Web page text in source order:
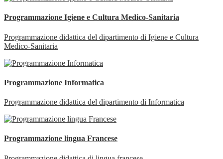
Programmazione Igiene e Cultura Medico-Sanitaria
Programmazione didattica del dipartimento di Igiene e Cultura
Medico-Sanitaria
Programmazione Informatica
Programmazione didattica del dipartimento di Informatica
Programmazione lingua Francese